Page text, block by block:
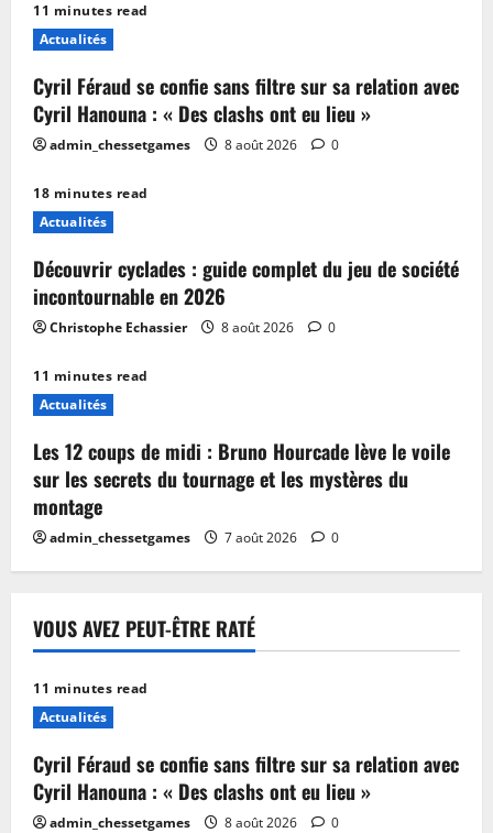
11 minutes read
Actualités
Cyril Féraud se confie sans filtre sur sa relation avec
Cyril Hanouna : « Des clashs ont eu lieu »
admin_chessetgames 8 août 2026 0
18 minutes read
Actualités
Découvrir cyclades : guide complet du jeu de société
incontournable en 2026
Christophe Echassier 8 août 2026 0
11 minutes read
Actualités
Les 12 coups de midi : Bruno Hourcade lève le voile
sur les secrets du tournage et les mystères du
montage
admin_chessetgames 7 août 2026 0
VOUS AVEZ PEUT-ÊTRE RATÉ
11 minutes read
Actualités
Cyril Féraud se confie sans filtre sur sa relation avec
Cyril Hanouna : « Des clashs ont eu lieu »
admin_chessetgames 8 août 2026 0